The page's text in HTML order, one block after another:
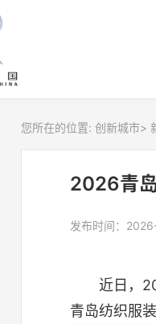
您所在的位置: 创新城市>
2026青
发布时间：
近日，
青岛纺织服